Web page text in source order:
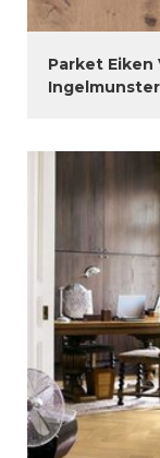
Parket